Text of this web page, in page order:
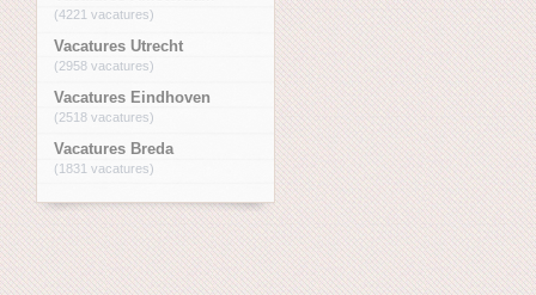
(4221 vacatures)
Vacatures Utrecht
(2958 vacatures)
Vacatures Eindhoven
(2518 vacatures)
Vacatures Breda
(1831 vacatures)